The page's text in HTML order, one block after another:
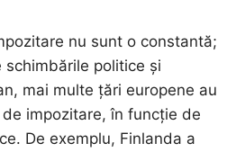
nu sunt o constantă;
politice și
mai multe țări europene au
impozitare, în funcție de
De exemplu, Finlanda a